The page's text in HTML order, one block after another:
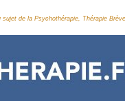
sujet de la Psychothérapie, Thérapie